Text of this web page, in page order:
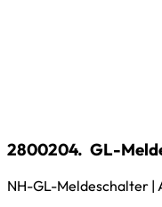
2800204. GL-
NH-GL-Meldeschalter |